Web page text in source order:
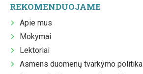
REKOMENDUOJAME
Apie mus
Mokymai
Lektoriai
Asmens duomenų tvarkymo politika